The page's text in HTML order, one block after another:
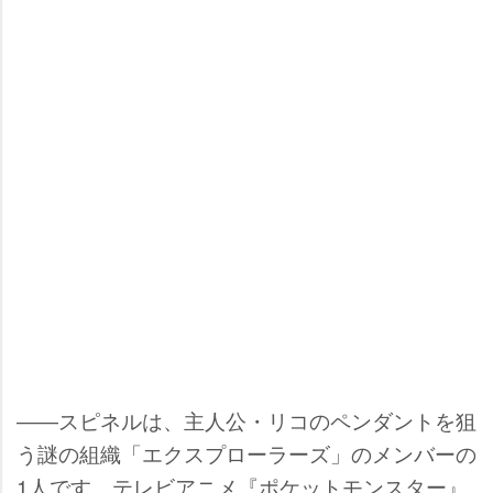
――スピネルは、主人公・リコのペンダントを狙
う謎の組織「エクスプローラーズ」のメンバーの
1人です。テレビアニメ『ポケットモンスター』